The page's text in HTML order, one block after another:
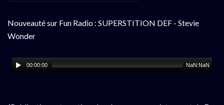
Nouveauté sur Fun Radio : SUPERSTITION DEF - Stevie
Wonder
00:00:00 NaN:NaN